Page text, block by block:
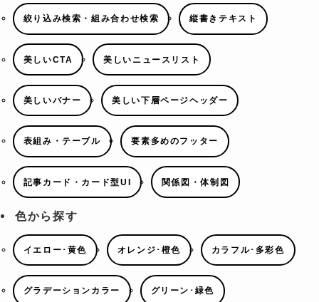
絞り込み検索・組み合わせ検索 縦書きテキスト
美しいCTA 美しいニュースリスト
美しいバナー 美しい下層ページヘッダー
表組み・テーブル 要素多めのフッター
記事カード・カード型UI 関係図・体制図
色から探す
イエロー･黄色 オレンジ･橙色 カラフル･多彩色
グラデーションカラー グリーン･緑色